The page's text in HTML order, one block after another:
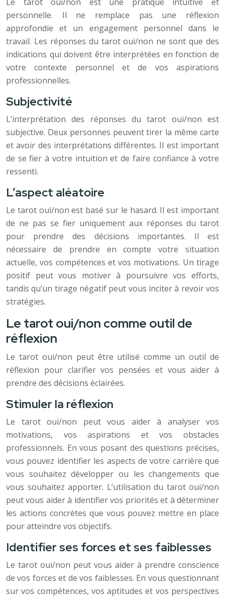
personnelle. Il ne remplace pas une réflexion
approfondie et un engagement personnel dans le
travail. Les réponses du tarot oui/non ne sont que des
indications qui doivent être interprétées en fonction de
votre contexte personnel et de vos aspirations
professionnelles.
Subjectivité
L’interprétation des réponses du tarot oui/non est
subjective. Deux personnes peuvent tirer la même carte
et avoir des interprétations différentes. Il est important
de se fier à votre intuition et de faire confiance à votre
ressenti.
L’aspect aléatoire
Le tarot oui/non est basé sur le hasard. Il est important
de ne pas se fier uniquement aux réponses du tarot
pour prendre des décisions importantes. Il est
nécessaire de prendre en compte votre situation
actuelle, vos compétences et vos motivations. Un tirage
positif peut vous motiver à poursuivre vos efforts,
tandis qu’un tirage négatif peut vous inciter à revoir vos
stratégies.
Le tarot oui/non comme outil de
réflexion
Le tarot oui/non peut être utilisé comme un outil de
réflexion pour clarifier vos pensées et vous aider à
prendre des décisions éclairées.
Stimuler la réflexion
Le tarot oui/non peut vous aider à analyser vos
motivations, vos aspirations et vos obstacles
professionnels. En vous posant des questions précises,
vous pouvez identifier les aspects de votre carrière que
vous souhaitez développer ou les changements que
vous souhaitez apporter. L’utilisation du tarot oui/non
peut vous aider à identifier vos priorités et à déterminer
les actions concrètes que vous pouvez mettre en place
pour atteindre vos objectifs.
Identifier ses forces et ses faiblesses
Le tarot oui/non peut vous aider à prendre conscience
de vos forces et de vos faiblesses. En vous questionnant
sur vos compétences, vos aptitudes et vos perspectives